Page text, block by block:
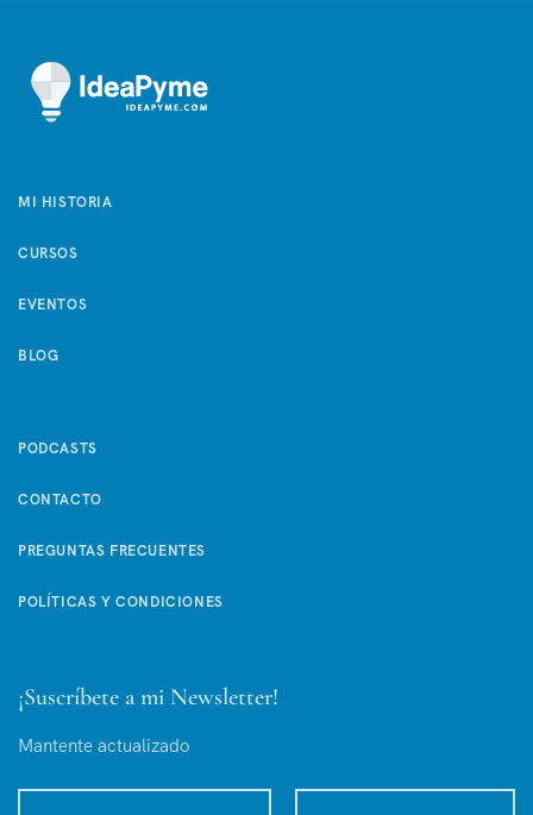
MI HISTORIA
CURSOS
EVENTOS
BLOG
PODCASTS
CONTACTO
PREGUNTAS FRECUENTES
POLÍTICAS Y CONDICIONES
¡Suscríbete a mi Newsletter!
Mantente actualizado